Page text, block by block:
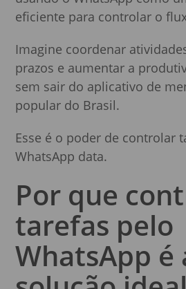
eficiente para controlar o
Imagine coordenar
prazos e aumentar a
sem sair do aplicativo de
popular do Brasil.
Esse é o poder de controlar
WhatsApp data.
Por que
tarefas pelo
WhatsApp é